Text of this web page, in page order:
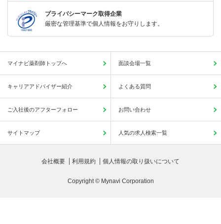
プライバシーマーク取得企業
厳密な管理基準で個人情報をお守りします。
マイナビ薬剤師トップへ 面談会場一覧
キャリアアドバイザー紹介 よくある質問
ご入社後のアフターフォロー お問い合わせ
サイトマップ 人気の求人検索一覧
会社概要 利用規約 個人情報の取り扱いについて
Copyright © Mynavi Corporation